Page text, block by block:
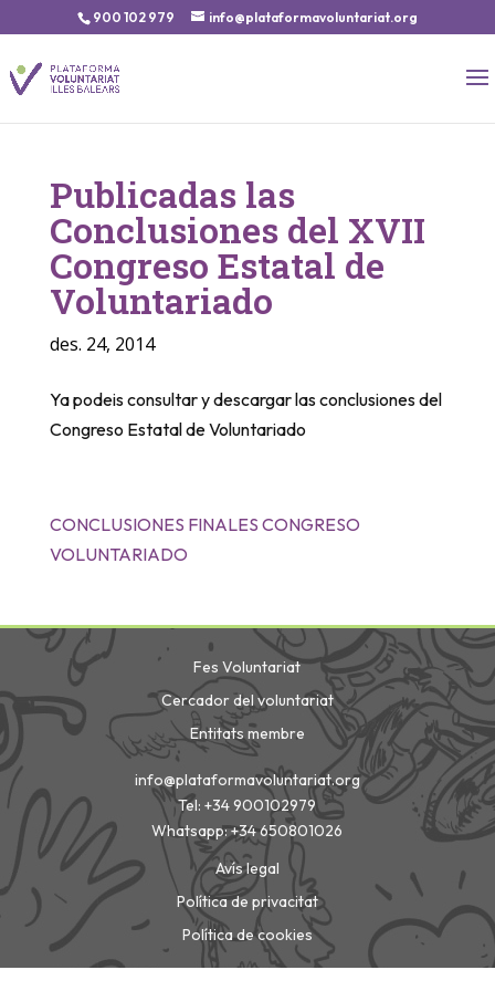
900 102 979 info@plataformavoluntariat.org
Publicadas las
Conclusiones del XVII
Congreso Estatal de
Voluntariado
des. 24, 2014
Ya podeis consultar y descargar las conclusiones del
Congreso Estatal de Voluntariado
CONCLUSIONES FINALES CONGRESO
VOLUNTARIADO
Fes Voluntariat
Cercador del voluntariat
Entitats membre
info@plataformavoluntariat.org
Tel: +34 900102979
Whatsapp: +34 650801026
Avís legal
Política de privacitat
Política de cookies